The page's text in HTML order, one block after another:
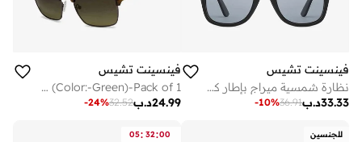
فينسينت تشيس
نظارة شمسية ميراج بإطار كامل وايفارير مستقطبة وحماية من الأشعة فوق البنفسجية - مم - أسود
د.ب33.33
36.91
-10%
فينسينت تشيس
VINCENT CHASE EYEWEAR By Lenskart | Full Rim Round Branded Latest and Stylish Sunglasses | Polarized and 100% UV Protected | For Men &amp; Women | Extra Large | VC S10681/P (Color:-Green)-Pack of 1
د.ب24.99
32.52
-24%
للجنسين 05: 32:00